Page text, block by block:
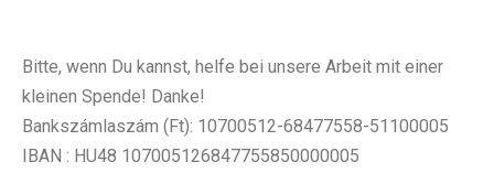
Bitte, wenn Du kannst, helfe bei unsere Arbeit mit einer
kleinen Spende! Danke!
Bankszámlaszám (Ft): 10700512-68477558-51100005
IBAN : HU48 107005126847755850000005